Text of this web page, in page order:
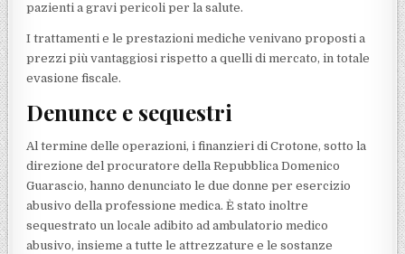
pazienti a gravi pericoli per la salute.
I trattamenti e le prestazioni mediche venivano proposti a
prezzi più vantaggiosi rispetto a quelli di mercato, in totale
evasione fiscale.
Denunce e sequestri
Al termine delle operazioni, i finanzieri di Crotone, sotto la
direzione del procuratore della Repubblica Domenico
Guarascio, hanno denunciato le due donne per esercizio
abusivo della professione medica. È stato inoltre
sequestrato un locale adibito ad ambulatorio medico
abusivo, insieme a tutte le attrezzature e le sostanze